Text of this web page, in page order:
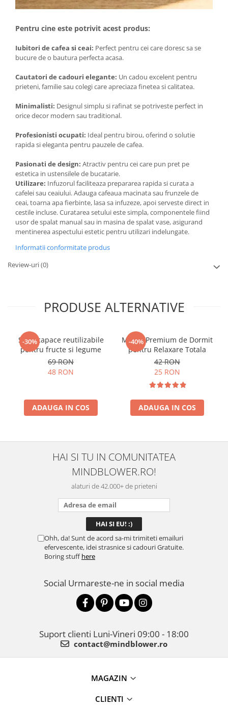
Pentru cine este potrivit acest produs:
Iubitori de cafea si ceai: Perfect pentru cei care doresc sa se
bucure de o bautura perfecta acasa.
Cautatori de cadouri elegante: Un cadou excelent pentru
prieteni, familie sau colegi care apreciaza finetea si calitatea.
Minimalisti: Designul simplu si rafinat se potriveste perfect in
orice decor modern sau traditional.
Profesionisti ocupati: Ideal pentru birou, oferind o solutie
rapida si eleganta pentru pauzele de cafea.
Pasionati de design: Atractiv pentru cei care pun pret pe
estetica in ustensilele de bucatarie.
Utilizare: Infuzorul faciliteaza prepararea rapida si curata a
cafelei sau ceaiului. Adauga cafeaua macinata sau frunzele de
ceai, toarna apa fierbinte, lasa sa infuzeze, apoi serveste direct in
cestile incluse. Curatarea setului este simpla, componentele fiind
usor de spalat manual sau in masina de spalat vase, asigurand
mentinerea aspectului estetic pentru utilizari indelungate.
Informatii conformitate produs
Review-uri(0)
PRODUSE ALTERNATIVE
-30%
Set 4 capace reutilizabile
pentru fructe si legume
69 RON
48 RON
ADAUGA IN COS
-40%
Masca Premium de Dormit
pentru Relaxare Totala
42 RON
25 RON
ADAUGA IN COS
HAI SI TU IN COMUNITATEA
MINDBLOWER.RO!
alaturi de 42.000+ de prieteni
Ohh, da! Sunt de acord sa-mi trimiteti emailuri
efervescente, idei strasnice si cadouri Gratuite.
Boring stuffhere
Social Urmareste-ne in social media
Suport clienti Luni-Vineri 09:00 - 18:00
contact@mindblower.ro
MAGAZIN
CLIENTI